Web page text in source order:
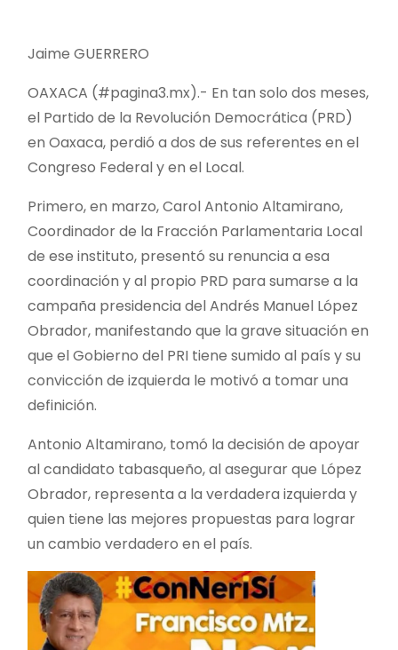
Jaime GUERRERO
OAXACA (#pagina3.mx).- En tan solo dos meses,
el Partido de la Revolución Democrática (PRD)
en Oaxaca, perdió a dos de sus referentes en el
Congreso Federal y en el Local.
Primero, en marzo, Carol Antonio Altamirano,
Coordinador de la Fracción Parlamentaria Local
de ese instituto, presentó su renuncia a esa
coordinación y al propio PRD para sumarse a la
campaña presidencia del Andrés Manuel López
Obrador, manifestando que la grave situación en
que el Gobierno del PRI tiene sumido al país y su
convicción de izquierda le motivó a tomar una
definición.
Antonio Altamirano, tomó la decisión de apoyar
al candidato tabasqueño, al asegurar que López
Obrador, representa a la verdadera izquierda y
quien tiene las mejores propuestas para lograr
un cambio verdadero en el país.